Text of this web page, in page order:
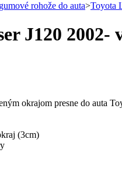
rohože do auta>Toyota
J120 2002-
okrajom presne do auta
(3cm)